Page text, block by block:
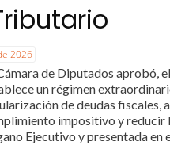
2026
de Diputados aprobó,
un régimen
de deudas fiscales,
impositivo y reducir
Ejecutivo y presentada en